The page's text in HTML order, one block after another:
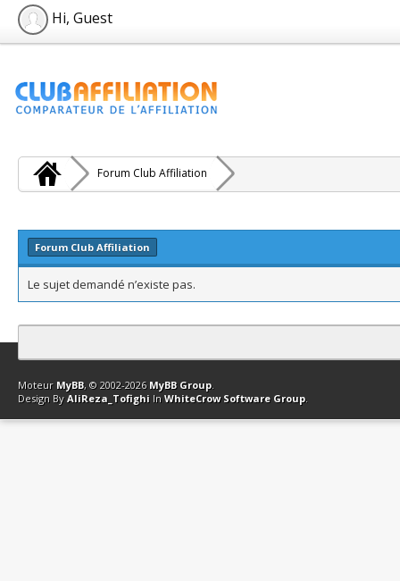
Hi, Guest
Forum Club Affiliation
Forum Club Affiliation
Le sujet demandé n’existe pas.
Contact Club Affiliation Retourner en haut Version bas-débit
Moteur MyBB, © 2002-2026 MyBB Group.
Design By AliReza_Tofighi In WhiteCrow Software Group.